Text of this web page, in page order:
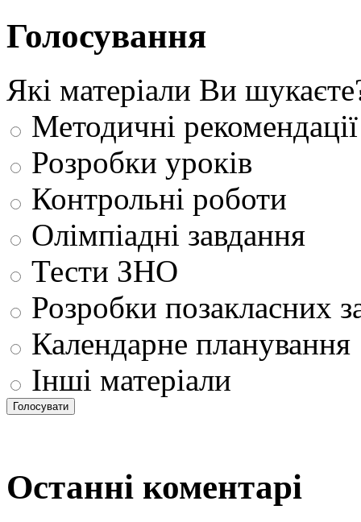
Голосування
Які матеріали Ви
Методичні рекомендації
Розробки уроків
Контрольні роботи
Олімпіадні завдання
Тести ЗНО
Розробки позакласних
Календарне планування
Інші матеріали
Останні коментарі